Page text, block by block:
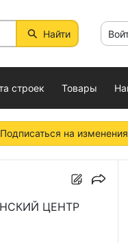
Найти
строек Товары
Подписаться на изменения
ЦЕНТР